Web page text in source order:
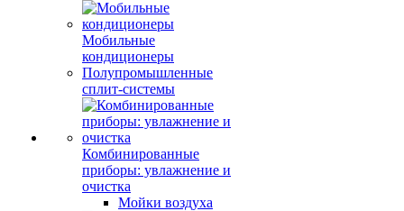
Мобильные
кондиционеры
Полупромышленные
сплит-системы
Комбинированные
приборы: увлажнение и
очистка
Мойки воздуха